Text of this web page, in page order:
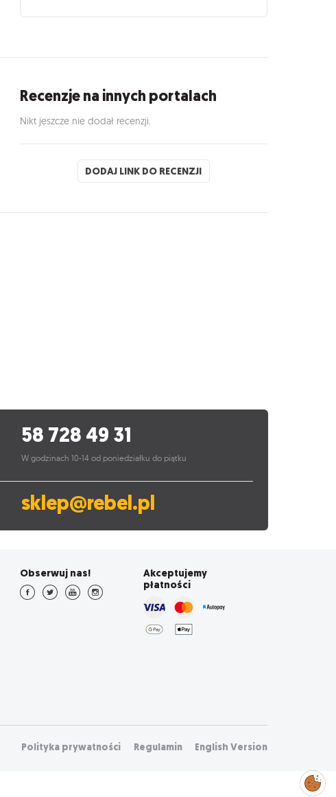
Recenzje na innych portalach
Nikt jeszcze nie dodał recenzji.
DODAJ LINK DO RECENZJI
58 728 49 31
W godzinach 10-14 od poniedziałku do piątku
sklep@rebel.pl
Obserwuj nas!
Akceptujemy
płatności
Polityka prywatności Regulamin English Version
Zarządzaj
preferencjami
cookies